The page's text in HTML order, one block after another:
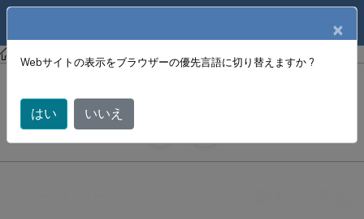
XenCenter XenCenter
ワークロードバランスの起動時の問題
June 18, 2024
X
×
Webサイトの表示をブラウザーの優先言語に切り替えますか ?
はい いいえ